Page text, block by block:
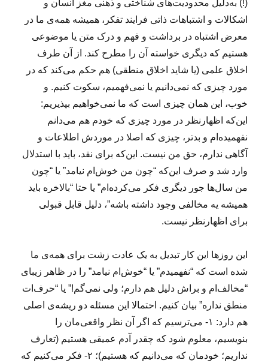
(!) به‌دلیل محدودیت‌های شناختی و ذهنی مغز انسان و
اشکالات و اشتباهات ذاتی فرایند تفکر، همیشه همه‌ی ما در
معرض اشتباه در برداشت و فهم و درک متن یا موضوعی
هستیم که دیگری خواسته آن را مطرح کند. از آن طرف
اخلاق علمی (یا شاید اخلاق منطقی) هم حکم می‌کند که در
مورد چیزی که نمی‌دانیم یا نمی‌فهمیم، سکوت کنیم. و
خوب، این همان چیزی است که ما نمی‌خواهیم بپذیریم:
این‌که اظهارنظر در مورد چیزی که خودم هم می‌دانم
نفهمیده‌ام و بدتر، چیزی که اصلا در موردش اطلاعات و
آگاهی ندارم، حق من نیست. این‌که برای نقد، باید با استدلال
وارد شد و صرف این‌که “چون من خوش‌ام نیامد” یا “چون
من سال‌ها جور دیگری فکر می‌کرده‌ام” یا حتا “بالاخره باید
همیشه یه مخالفی وجود داشته باشه”، دلیل قابل قبولی
برای اظهارنظر نیست.
این روزها این کار تبدیل به یک عادت زشت برای همه‌ی‌ ما
شده است که “نفهمیدم” یا “خوش‌ام نیامد” را در ظاهر زیبای
“مخالف‌ام و براش دلیل هم دارم؛ ولی نمی‌گم!” یا “حرف‌ات
منطق نداره” بیان کنیم. احتمالا این مسئله دو ریشه‌ی اصلی
هم دارد: ۱- می‌ترسیم که اگر آن نظر واقعی‌مان را
بنویسیم، معلوم شود که چقدر آدم عمیقی هستیم (تعارف
نداریم؛ خودمان که می‌دانیم که هستیم)؛ ۲- فکر می‌کنیم که